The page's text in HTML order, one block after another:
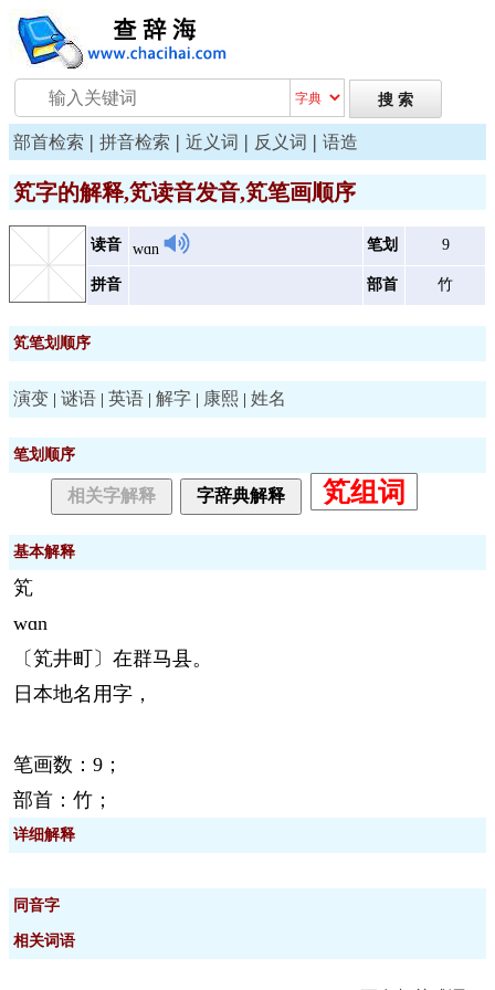
部首检索 | 拼音检索 | 近义词 | 反义词 | 语造
笂字的解释,笂读音发音,笂笔画顺序
读音 wɑn 笔划 9
拼音 部首 竹
笂笔划顺序
演变 | 谜语 | 英语 | 解字 | 康熙 | 姓名
笔划顺序
相关字解释 字辞典解释 笂组词
基本解释
笂
wɑn
〔笂井町〕在群马县。
日本地名用字，
笔画数：9；
部首：竹；
详细解释
同音字
相关词语